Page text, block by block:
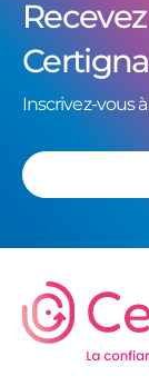
Inscrivez-vous